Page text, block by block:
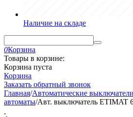
Наличие на складе
0Корзина
Товары в корзине:
Корзина пуста
Корзина
Заказать обратный звонок
Главная/Автоматические выключатели
автоматы/Авт. выключатель ETIMAT